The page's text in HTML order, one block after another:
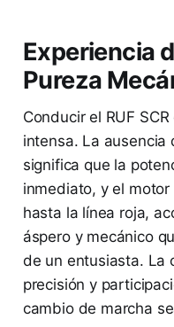
Experiencia
Pureza
Conducir el RUF
intensa. La ausencia
significa que la
inmediato, y el
hasta la línea roja,
áspero y mecánico
de un entusiasta. La
precisión y
cambio de marcha